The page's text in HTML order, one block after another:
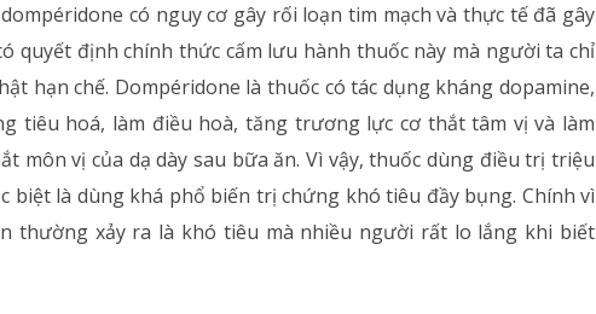
có nguy cơ gây rối loạn tim mạch và thực tế đã gây
quyết định chính thức cấm lưu hành thuốc này mà người ta chỉ
hạn chế. Dompéridone là thuốc có tác dụng kháng dopamine,
tiêu hoá, làm điều hoà, tăng trương lực cơ thắt tâm vị và làm
môn vị của dạ dày sau bữa ăn. Vì vậy, thuốc dùng điều trị triệu
biệt là dùng khá phổ biến trị chứng khó tiêu đầy bụng. Chính vì
thường xảy ra là khó tiêu mà nhiều người rất lo lắng khi biết